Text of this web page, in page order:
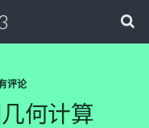
评论
何计算